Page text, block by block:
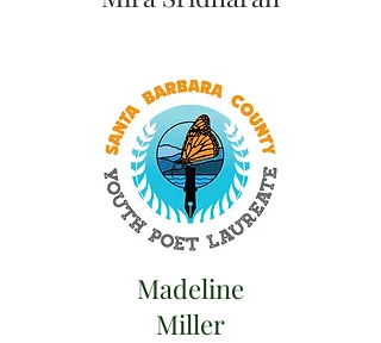
Madeline
Miller